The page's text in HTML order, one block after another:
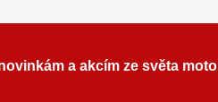
a akcím ze světa